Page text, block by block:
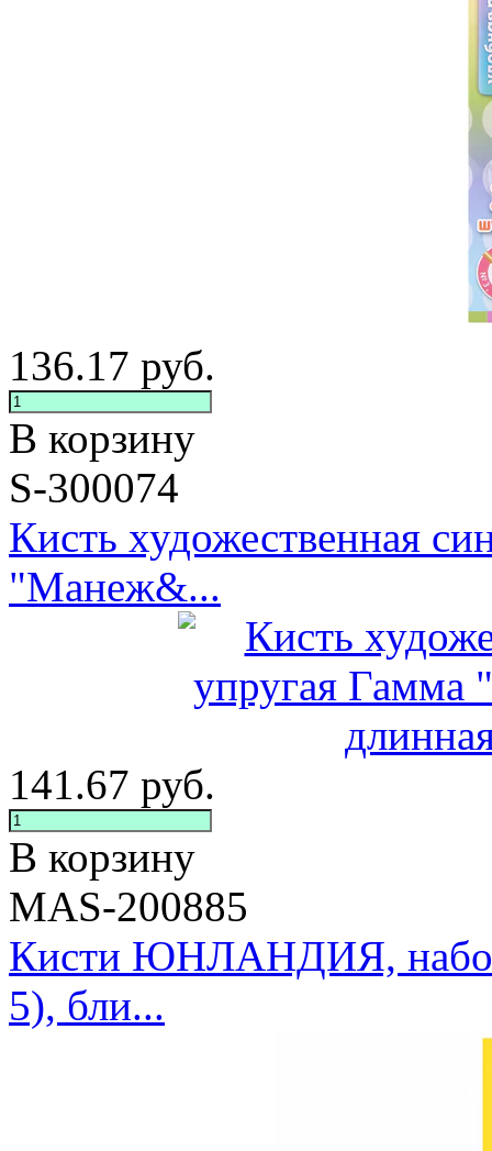
136.17 руб.
В корзину
S-300074
Кисть художественная
"Манеж&...
141.67 руб.
В корзину
MAS-200885
Кисти ЮНЛАНДИЯ,
5), бли...